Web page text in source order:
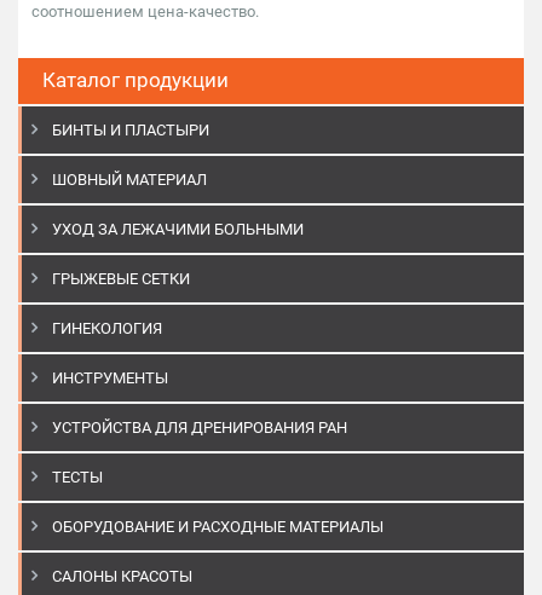
Каталог продукции
БИНТЫ И ПЛАСТЫРИ
ШОВНЫЙ МАТЕРИАЛ
УХОД ЗА ЛЕЖАЧИМИ БОЛЬНЫМИ
ГРЫЖЕВЫЕ СЕТКИ
ГИНЕКОЛОГИЯ
ИНСТРУМЕНТЫ
УСТРОЙСТВА ДЛЯ ДРЕНИРОВАНИЯ РАН
ТЕСТЫ
ОБОРУДОВАНИЕ И РАСХОДНЫЕ МАТЕРИАЛЫ
САЛОНЫ КРАСОТЫ
соотношением цена-качество.